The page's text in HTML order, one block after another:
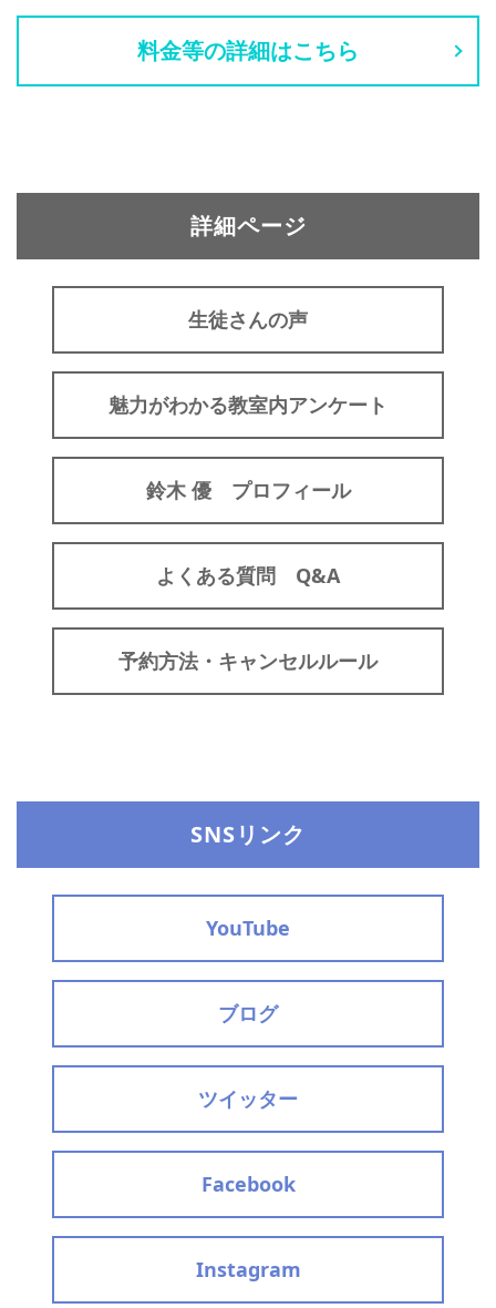
料金等の詳細はこちら
詳細ページ
生徒さんの声
魅力がわかる教室内アンケート
鈴木 優 プロフィール
よくある質問 Q&A
予約方法・キャンセルルール
SNSリンク
YouTube
ブログ
ツイッター
Facebook
Instagram